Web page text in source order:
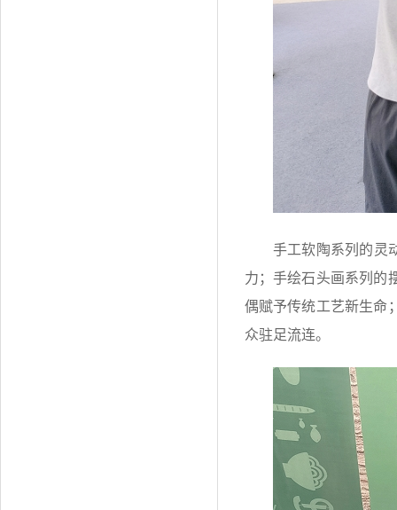
手工软陶系列的灵
力；手绘石头画系列的
偶赋予传统工艺新生命
众驻足流连。